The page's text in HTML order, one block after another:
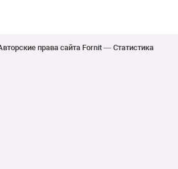
права сайта Fornit— Статистика